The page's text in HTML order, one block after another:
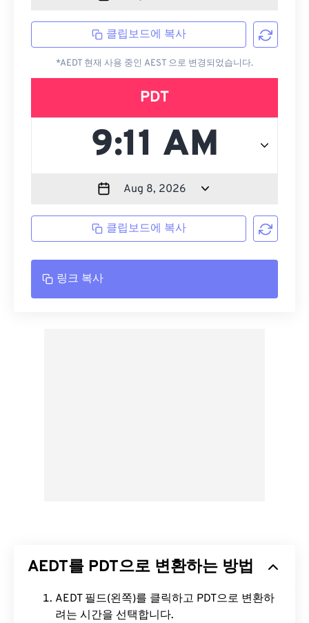
클립보드에 복사
*AEDT 현재 사용 중인 AEST 으로 변경되었습니다.
PDT
클립보드에 복사
링크 복사
AEDT를 PDT으로 변환하는 방법
AEDT 필드(왼쪽)를 클릭하고 PDT으로 변환하
려는 시간을 선택합니다.